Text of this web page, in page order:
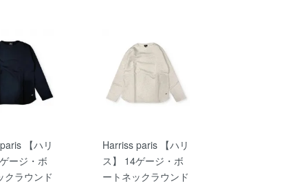
【ハリ
ージ・ボ
クラウンド
Harriss paris 【ハリ
ス】 14ゲージ・ボ
ートネックラウンド